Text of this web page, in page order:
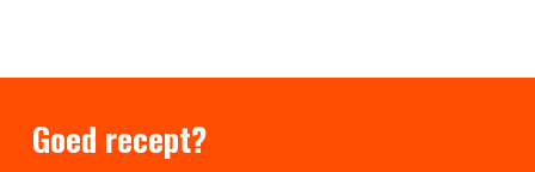
Goed recept?